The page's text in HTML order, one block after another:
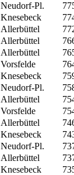
Neudorf-Pl.
Knesebeck
Allerbüttel
Allerbüttel
Allerbüttel
Vorsfelde
Knesebeck
Neudorf-Pl.
Allerbüttel
Vorsfelde
Allerbüttel
Knesebeck
Neudorf-Pl.
Allerbüttel
Knesebeck